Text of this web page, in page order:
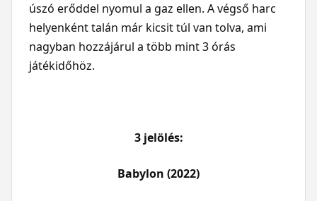
úszó erőddel nyomul a gaz ellen. A végső harc
helyenként talán már kicsit túl van tolva, ami
nagyban hozzájárul a több mint 3 órás
játékidőhöz.
3 jelölés:
Babylon (2022)